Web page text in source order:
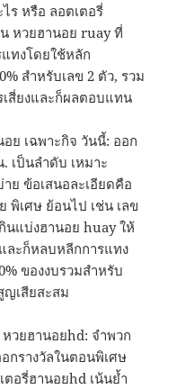
ร หรือ ลอตเตอรี่
หวยฮานอย ruay ที่
ทงโดยใช้หลัก
สำหรับเลข 2 ตัว, รวม
เสี่ยงและก็ผลตอบแทน
ย เฉพาะกิจ วันนี้: ออก
. เป็นลำดับ เหมาะ
ย ข้อเสนอละเอียดคือ
พิเศษ ย้อนไป เช่น เลข
นแบ่งฮานอย huay ให้
ละก็หลบหลีกการแทง
ของงบรวมสำหรับ
ญเสียสะสม
วยฮานอยhd: จำพวก
กรางวัลในตอนพิเศษ
ตอรี่ฮานอยhd เน้นย้ำ